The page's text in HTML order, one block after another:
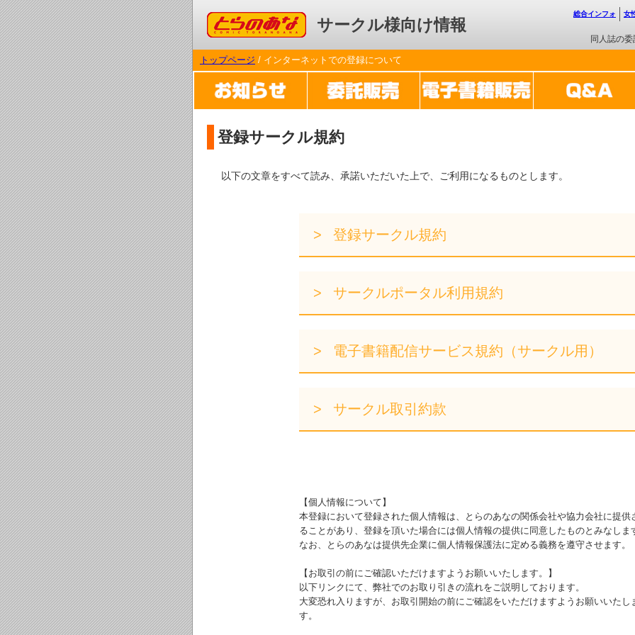
コミックとらのあな サークル様向け情報
同人誌の委
総合インフォ 女
トップページ / インターネットでの登録について
登録サークル規約
以下の文章をすべて読み、承諾いただいた上で、ご利用になるものとします。
登録サークル規約
サークルポータル利用規約
電子書籍配信サービス規約（サークル用）
サークル取引約款
【個人情報について】
本登録において登録された個人情報は、とらのあなの関係会社や協力会社に提供
ることがあり、登録を頂いた場合には個人情報の提供に同意したものとみなしま
なお、とらのあなは提供先企業に個人情報保護法に定める義務を遵守させます。
【お取引の前にご確認いただけますようお願いいたします。】
以下リンクにて、弊社でのお取り引きの流れをご説明しております。
大変恐れ入りますが、お取引開始の前にご確認をいただけますようお願いいたし
す。